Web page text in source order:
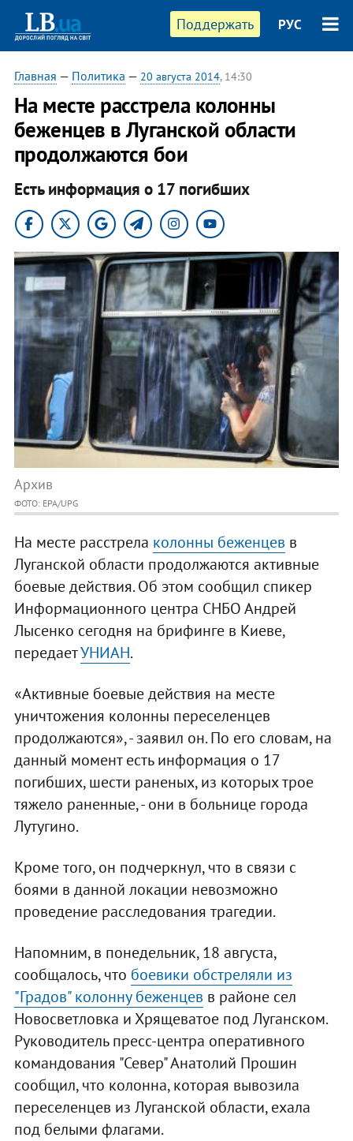
Поддержать РУС
Главная — Политика — 20 августа 2014, 14:30
На месте расстрела колонны
беженцев в Луганской области
продолжаются бои
Есть информация о 17 погибших
Архив
ФОТО: EPA/UPG
На месте расстрела колонны беженцев в
Луганской области продолжаются активные
боевые действия. Об этом сообщил спикер
Информационного центра СНБО Андрей
Лысенко сегодня на брифинге в Киеве,
передаетУНИАН.
«Активные боевые действия на месте
уничтожения колонны переселенцев
продолжаются», - заявил он. По его словам, на
данный момент есть информация о 17
погибших, шести раненых, из которых трое
тяжело раненные, - они в больнице города
Лутугино.
Кроме того, он подчеркнул, что в связи с
боями в данной локации невозможно
проведение расследования трагедии.
Напомним, в понедельник, 18 августа,
сообщалось, что боевики обстреляли из
"Градов" колонну беженцев в районе сел
Новосветловка и Хрящеватое под Луганском.
Руководитель пресс-центра оперативного
командования "Север" Анатолий Прошин
сообщил, что колонна, которая вывозила
переселенцев из Луганской области, ехала
под белыми флагами.